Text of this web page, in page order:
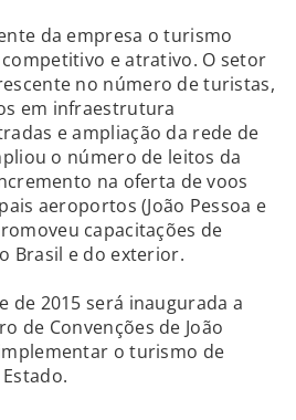
da empresa o turismo
e atrativo. O setor
no número de turistas,
em infraestrutura
e ampliação da rede de
o número de leitos da
na oferta de voos
aeroportos (João Pessoa e
capacitações de
Brasil e do exterior.
2015 será inaugurada a
de Convenções de João
o turismo de